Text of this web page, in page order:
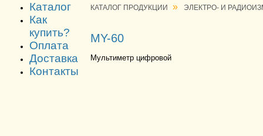
Каталог
Как
купить?
Оплата
Доставка
Контакты
КАТАЛОГ ПРОДУКЦИИ » ЭЛЕКТРО- И
MY-60
Мультиметр цифровой